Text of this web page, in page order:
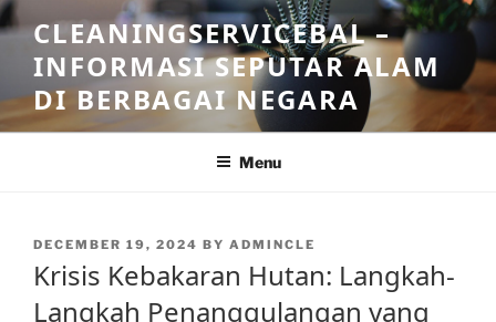
Skip
to
content
CLEANINGSERVICEBAL –
INFORMASI SEPUTAR ALAM
DI BERBAGAI NEGARA
Menu
POSTED
DECEMBER 19, 2024 BY ADMINCLE
Krisis Kebakaran Hutan: Langkah-
Langkah Penanggulangan yang